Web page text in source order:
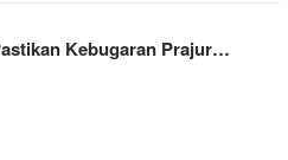
Kebugaran Prajur…